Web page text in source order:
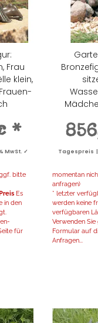
Frau
klein,
*
MwSt. ✓
bitte
Es
in den
für
Tagespreis |
momentan
anfragen)
* letzter
werden keine
verfügbaren
Verwenden
Formular auf
Anfragen...
7,10 €*
Tagespreis | Preis
inkl. 19% MwSt. ✓